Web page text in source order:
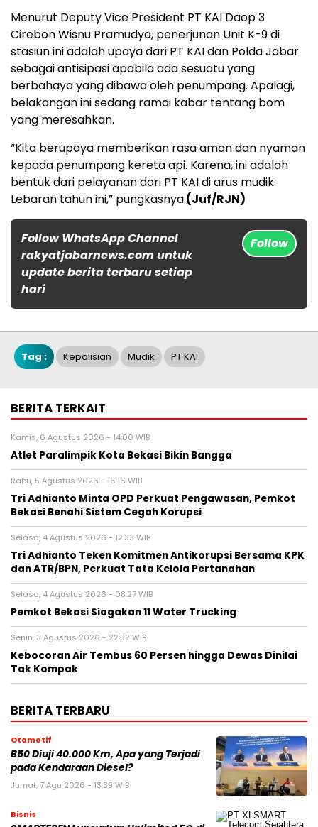
Menurut Deputy Vice President PT KAI Daop 3
Cirebon Wisnu Pramudya, penerjunan Unit K-9 di
stasiun ini adalah upaya dari PT KAI dan Polda Jabar
sebagai antisipasi apabila ada sesuatu yang
berbahaya yang dibawa oleh penumpang. Apalagi,
belakangan ini sedang ramai kabar tentang bom
yang meresahkan.
“Kita berupaya memberikan rasa aman dan nyaman
kepada penumpang kereta api. Karena, ini adalah
bentuk dari pelayanan dari PT KAI di arus mudik
Lebaran tahun ini,” pungkasnya.(Juf/RJN)
Follow WhatsApp Channel
rakyatjabarnews.com untuk
update berita terbaru setiap
hari
Follow
Tag : Kepolisian Mudik PT KAI
BERITA TERKAIT
Kamis, 6 Agustus 2026 - 14:00 WIB
Atlet Paralimpik Kota Bekasi Bikin Bangga
Rabu, 5 Agustus 2026 - 16:16 WIB
Tri Adhianto Minta OPD Perkuat Pengawasan, Pemkot
Bekasi Benahi Sistem Cegah Korupsi
Selasa, 4 Agustus 2026 - 12:33 WIB
Tri Adhianto Teken Komitmen Antikorupsi Bersama KPK
dan ATR/BPN, Perkuat Tata Kelola Pertanahan
Selasa, 4 Agustus 2026 - 08:27 WIB
Pemkot Bekasi Siagakan 11 Water Trucking
Senin, 3 Agustus 2026 - 22:52 WIB
Kebocoran Air Tembus 60 Persen hingga Dewas Dinilai
Tak Kompak
BERITA TERBARU
Otomotif
B50 Diuji 40.000 Km, Apa yang Terjadi
pada Kendaraan Diesel?
Jumat, 7 Agu 2026 - 13:39 WIB
Bisnis